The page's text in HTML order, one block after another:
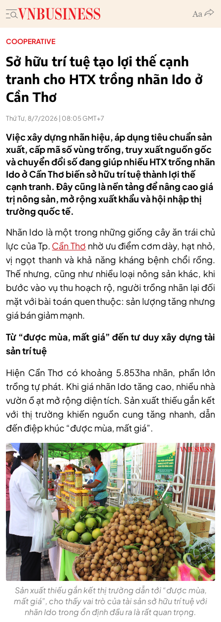
COOPERATIVE
Sở hữu trí tuệ tạo lợi thế cạnh
tranh cho HTX trồng nhãn Ido ở
Cần Thơ
Thứ Tư, 8/7/2026 | 08:05 GMT+7
Việc xây dựng nhãn hiệu, áp dụng tiêu chuẩn sản
xuất, cấp mã số vùng trồng, truy xuất nguồn gốc
và chuyển đổi số đang giúp nhiều HTX trồng nhãn
Ido ở Cần Thơ biến sở hữu trí tuệ thành lợi thế
cạnh tranh. Đây cũng là nền tảng để nâng cao giá
trị nông sản, mở rộng xuất khẩu và hội nhập thị
trường quốc tế.
Nhãn Ido là một trong những giống cây ăn trái chủ
lực của Tp. Cần Thơ nhờ ưu điểm cơm dày, hạt nhỏ,
vị ngọt thanh và khả năng kháng bệnh chổi rồng.
Thế nhưng, cũng như nhiều loại nông sản khác, khi
bước vào vụ thu hoạch rộ, người trồng nhãn lại đối
mặt với bài toán quen thuộc: sản lượng tăng nhưng
giá bán giảm mạnh.
Từ “được mùa, mất giá” đến tư duy xây dựng tài
sản trí tuệ
Hiện Cần Thơ có khoảng 5.853ha nhãn, phần lớn
trồng tự phát. Khi giá nhãn Ido tăng cao, nhiều nhà
vườn ồ ạt mở rộng diện tích. Sản xuất thiếu gắn kết
với thị trường khiến nguồn cung tăng nhanh, dẫn
đến điệp khúc “được mùa, mất giá”.
Sản xuất thiếu gắn kết thị trường dẫn tới “được mùa,
mất giá”, cho thấy vai trò của tài sản sở hữu trí tuệ với
nhãn Ido trong ổn định đầu ra là rất quan trọng.